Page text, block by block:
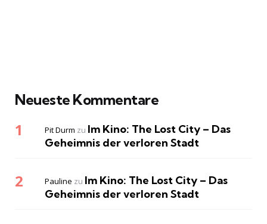
Neueste Kommentare
Pit Durm zu Im Kino: The Lost City – Das
Geheimnis der verloren Stadt
Pauline zu Im Kino: The Lost City – Das
Geheimnis der verloren Stadt